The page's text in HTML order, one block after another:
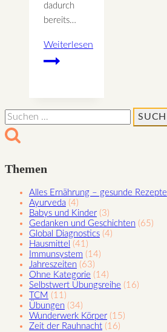
dadurch
bereits…
Weiterlesen
Frühstücksideen
Stoffwechseltypen
Suchen
nach:
Themen
Alles Ernährung – gesunde Rezepte
Ayurveda (4)
Babys und Kinder (3)
Gedanken und Geschichten (65)
Global Diagnostics (4)
Hausmittel (41)
Immunsystem (14)
Jahreszeiten (63)
Ohne Kategorie (14)
Selbstwert Übungsreihe (16)
TCM (11)
Übungen (34)
Wunderwerk Körper (15)
Zeit der Rauhnacht (16)